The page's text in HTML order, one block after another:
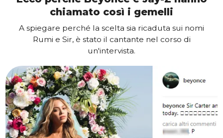
chiamato così i gemelli
A spiegare perché la scelta sia ricaduta sui nomi
Rumi e Sir, è stato il cantante nel corso di
un'intervista.